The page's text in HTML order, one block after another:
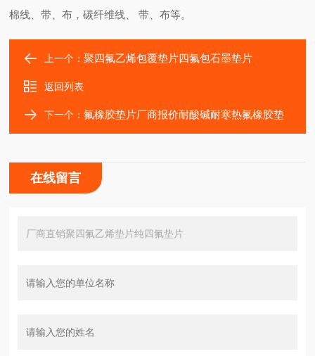
棉线、带、布，碳纤维线、 带、布等。
上一个：聚四氟乙烯包覆垫片四氟包石墨垫片
返回列表
下一个：氟橡胶垫片厂商报价耐酸碱耐寒热氟橡胶垫
在线留言